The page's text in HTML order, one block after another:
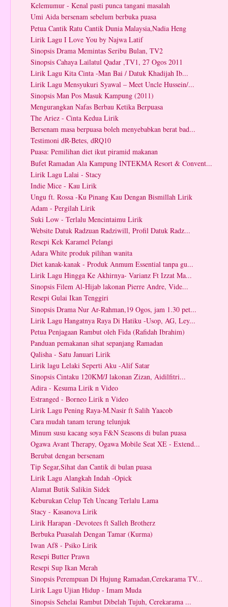
Kelemumur - Kenal pasti punca tangani masalah
Umi Aida bersenam sebelum berbuka puasa
Petua Cantik Ratu Cantik Dunia Malaysia,Nadia Heng
Lirik Lagu I Love You by Najwa Latif
Sinopsis Drama Memintas Seribu Bulan, TV2
Sinopsis Cahaya Lailatul Qadar ,TV1, 27 Ogos 2011
Lirik Lagu Kita Cinta -Man Bai / Datuk Khadijah Ib...
Lirik Lagu Mensyukuri Syawal – Meet Uncle Hussein/...
Sinopsis Man Pos Masuk Kampung (2011)
Mengurangkan Nafas Berbau Ketika Berpuasa
The Ariez - Cinta Kedua Lirik
Bersenam masa berpuasa boleh menyebabkan berat bad...
Testimoni dR-Betes, dRQ10
Puasa: Pemilihan diet ikut piramid makanan
Bufet Ramadan Ala Kampung INTEKMA Resort & Convent...
Lirik Lagu Lalai - Stacy
Indie Mice - Kau Lirik
Ungu ft. Rossa -Ku Pinang Kau Dengan Bismillah Lirik
Adam - Pergilah Lirik
Suki Low - Terlalu Mencintaimu Lirik
Website Datuk Radzuan Radziwill, Profil Datuk Radz...
Resepi Kek Karamel Pelangi
Adara White produk pilihan wanita
Diet kanak-kanak - Produk Anmum Essential tanpa gu...
Lirik Lagu Hingga Ke Akhirnya- Varianz Ft Izzat Ma...
Sinopsis Filem Al-Hijab lakonan Pierre Andre, Vide...
Resepi Gulai Ikan Tenggiri
Sinopsis Drama Nur Ar-Rahman,19 Ogos, jam 1.30 pet...
Lirik Lagu Hangatnya Raya Di Hatiku -Usop, AG, Ley...
Petua Penjagaan Rambut oleh Fida (Rafidah Ibrahim)
Panduan pemakanan sihat sepanjang Ramadan
Qalisha - Satu Januari Lirik
Lirik lagu Lelaki Seperti Aku -Alif Satar
Sinopsis Cintaku 120KM/J lakonan Zizan, Aidilfitri...
Adira - Kesuma Lirik n Video
Estranged - Borneo Lirik n Video
Lirik Lagu Pening Raya-M.Nasir ft Salih Yaacob
Cara mudah tanam terung telunjuk
Minum susu kacang soya F&N Seasons di bulan puasa
Ogawa Avant Therapy, Ogawa Mobile Seat XE - Extend...
Berubat dengan bersenam
Tip Segar,Sihat dan Cantik di bulan puasa
Lirik Lagu Alangkah Indah -Opick
Alamat Butik Salikin Sidek
Keburukan Celup Teh Uncang Terlalu Lama
Stacy - Kasanova Lirik
Lirik Harapan -Devotees ft Salleh Brotherz
Berbuka Puasalah Dengan Tamar (Kurma)
Iwan Af8 - Psiko Lirik
Resepi Butter Prawn
Resepi Sup Ikan Merah
Sinopsis Perempuan Di Hujung Ramadan,Cerekarama TV...
Lirik Lagu Ujian Hidup - Imam Muda
Sinopsis Sehelai Rambut Dibelah Tujuh, Cerekarama ...